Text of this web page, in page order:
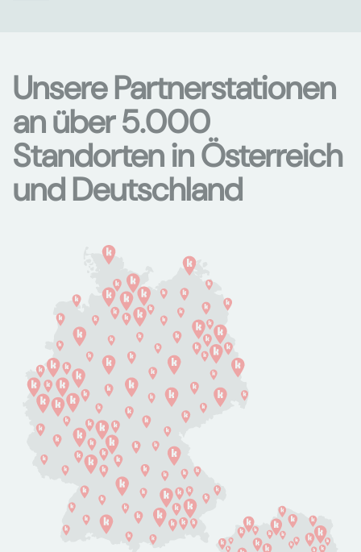
Unsere Partnerstationen
an über 5.000
Standorten in Österreich
und Deutschland